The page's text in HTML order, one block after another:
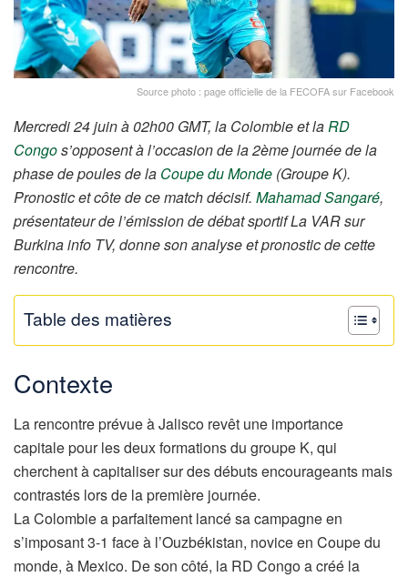
Source photo : page officielle de la FECOFA sur Facebook
Mercredi 24 juin à 02h00 GMT, la Colombie et laRD
Congos’opposent à l’occasion de la 2ème journée de la
phase de poules de la Coupe du Monde (Groupe K).
Pronostic et côte de ce match décisif. Mahamad Sangaré,
présentateur de l’émission de débat sportif La VAR sur
Burkina info TV, donne son analyse et pronostic de cette
rencontre.
Table des matières
Contexte
La rencontre prévue à Jalisco revêt une importance
capitale pour les deux formations du groupe K, qui
cherchent à capitaliser sur des débuts encourageants mais
contrastés lors de la première journée.
La Colombie a parfaitement lancé sa campagne en
s’imposant 3-1 face à l’Ouzbékistan, novice en Coupe du
monde, à Mexico. De son côté, la RD Congo a créé la